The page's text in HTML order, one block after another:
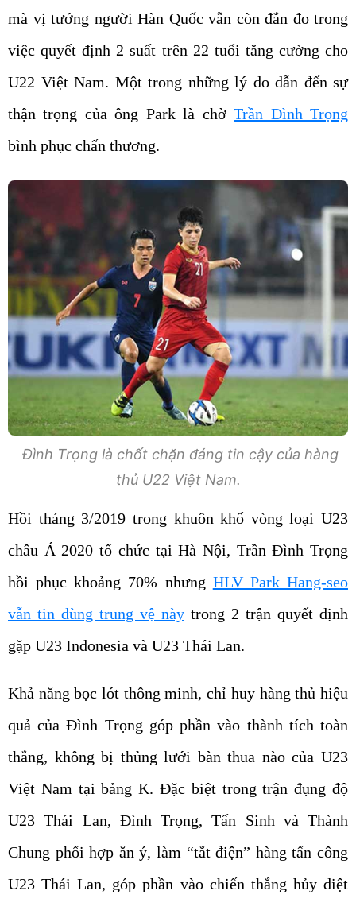
mà vị tướng người Hàn Quốc vẫn còn đắn đo trong
việc quyết định 2 suất trên 22 tuổi tăng cường cho
U22 Việt Nam. Một trong những lý do dẫn đến sự
thận trọng của ông Park là chờTrần Đình Trọng
bình phục chấn thương.
Đình Trọng là chốt chặn đáng tin cậy của hàng
thủ U22 Việt Nam.
Hồi tháng 3/2019 trong khuôn khổ vòng loại U23
châu Á 2020 tổ chức tại Hà Nội, Trần Đình Trọng
hồi phục khoảng 70% nhưng HLV Park Hang-seo
vẫn tin dùng trung vệ này trong 2 trận quyết định
gặp U23 Indonesia và U23 Thái Lan.
Khả năng bọc lót thông minh, chỉ huy hàng thủ hiệu
quả của Đình Trọng góp phần vào thành tích toàn
thắng, không bị thủng lưới bàn thua nào của U23
Việt Nam tại bảng K. Đặc biệt trong trận đụng độ
U23 Thái Lan, Đình Trọng, Tấn Sinh và Thành
Chung phối hợp ăn ý, làm “tắt điện” hàng tấn công
U23 Thái Lan, góp phần vào chiến thắng hủy diệt